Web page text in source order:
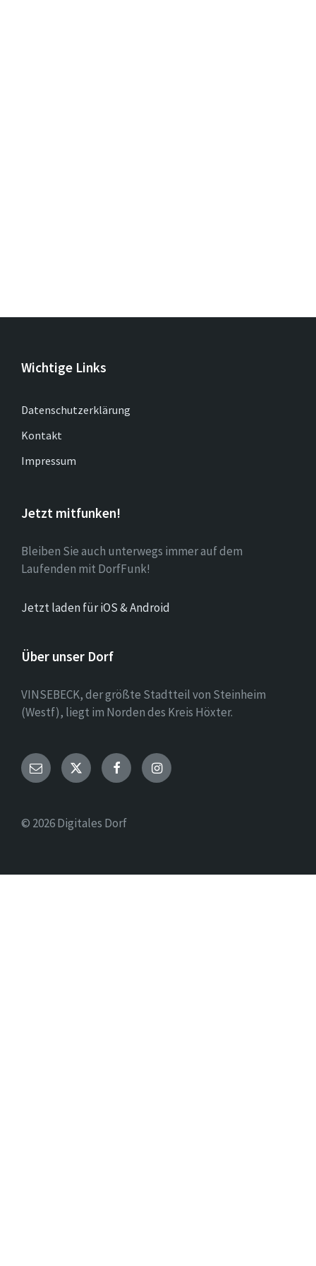
Wichtige Links
Datenschutzerklärung
Kontakt
Impressum
Jetzt mitfunken!
Bleiben Sie auch unterwegs immer auf dem
Laufenden mit DorfFunk!
Jetzt laden für iOS & Android
Über unser Dorf
VINSEBECK, der größte Stadtteil von Steinheim
(Westf), liegt im Norden des Kreis Höxter.
Email TwitterFacebookInstagram
© 2026 Digitales Dorf